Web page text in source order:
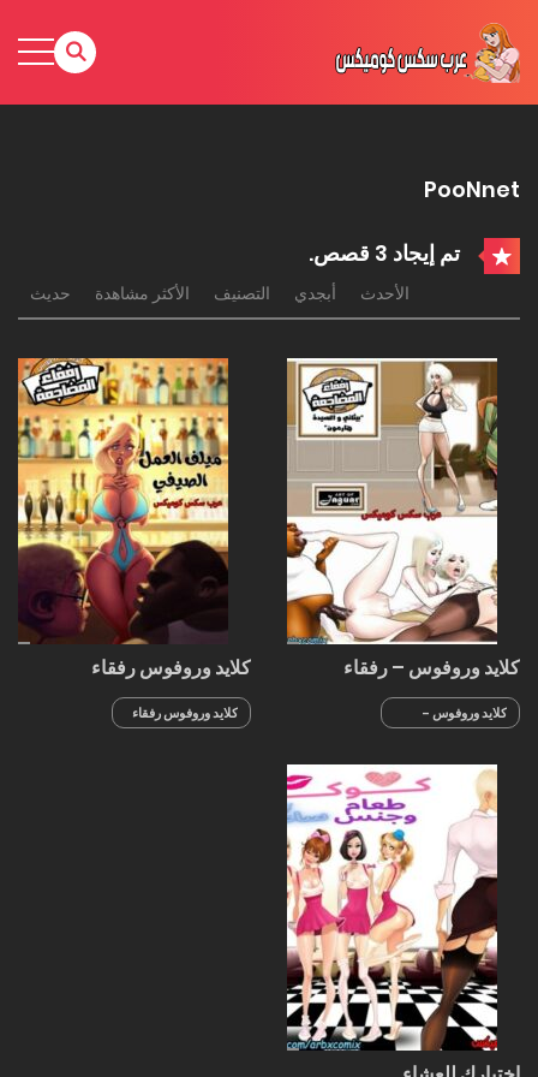
PooNnet
تم إيجاد 3 قصص.
الأحدث أبجدي التصنيف الأكثر مشاهدة حديث
كلايد وروفوس – رفقاء
المضاجعة بيثاني والسيدة
هارمون
كلايد وروفوس -
رفقاء المضاجعة
هارمون
كلايد وروفوس رفقاء
المضاجعة – ميلف العمل
الصيفي
كلايد وروفوس رفقاء
المضاجعة - ميلف